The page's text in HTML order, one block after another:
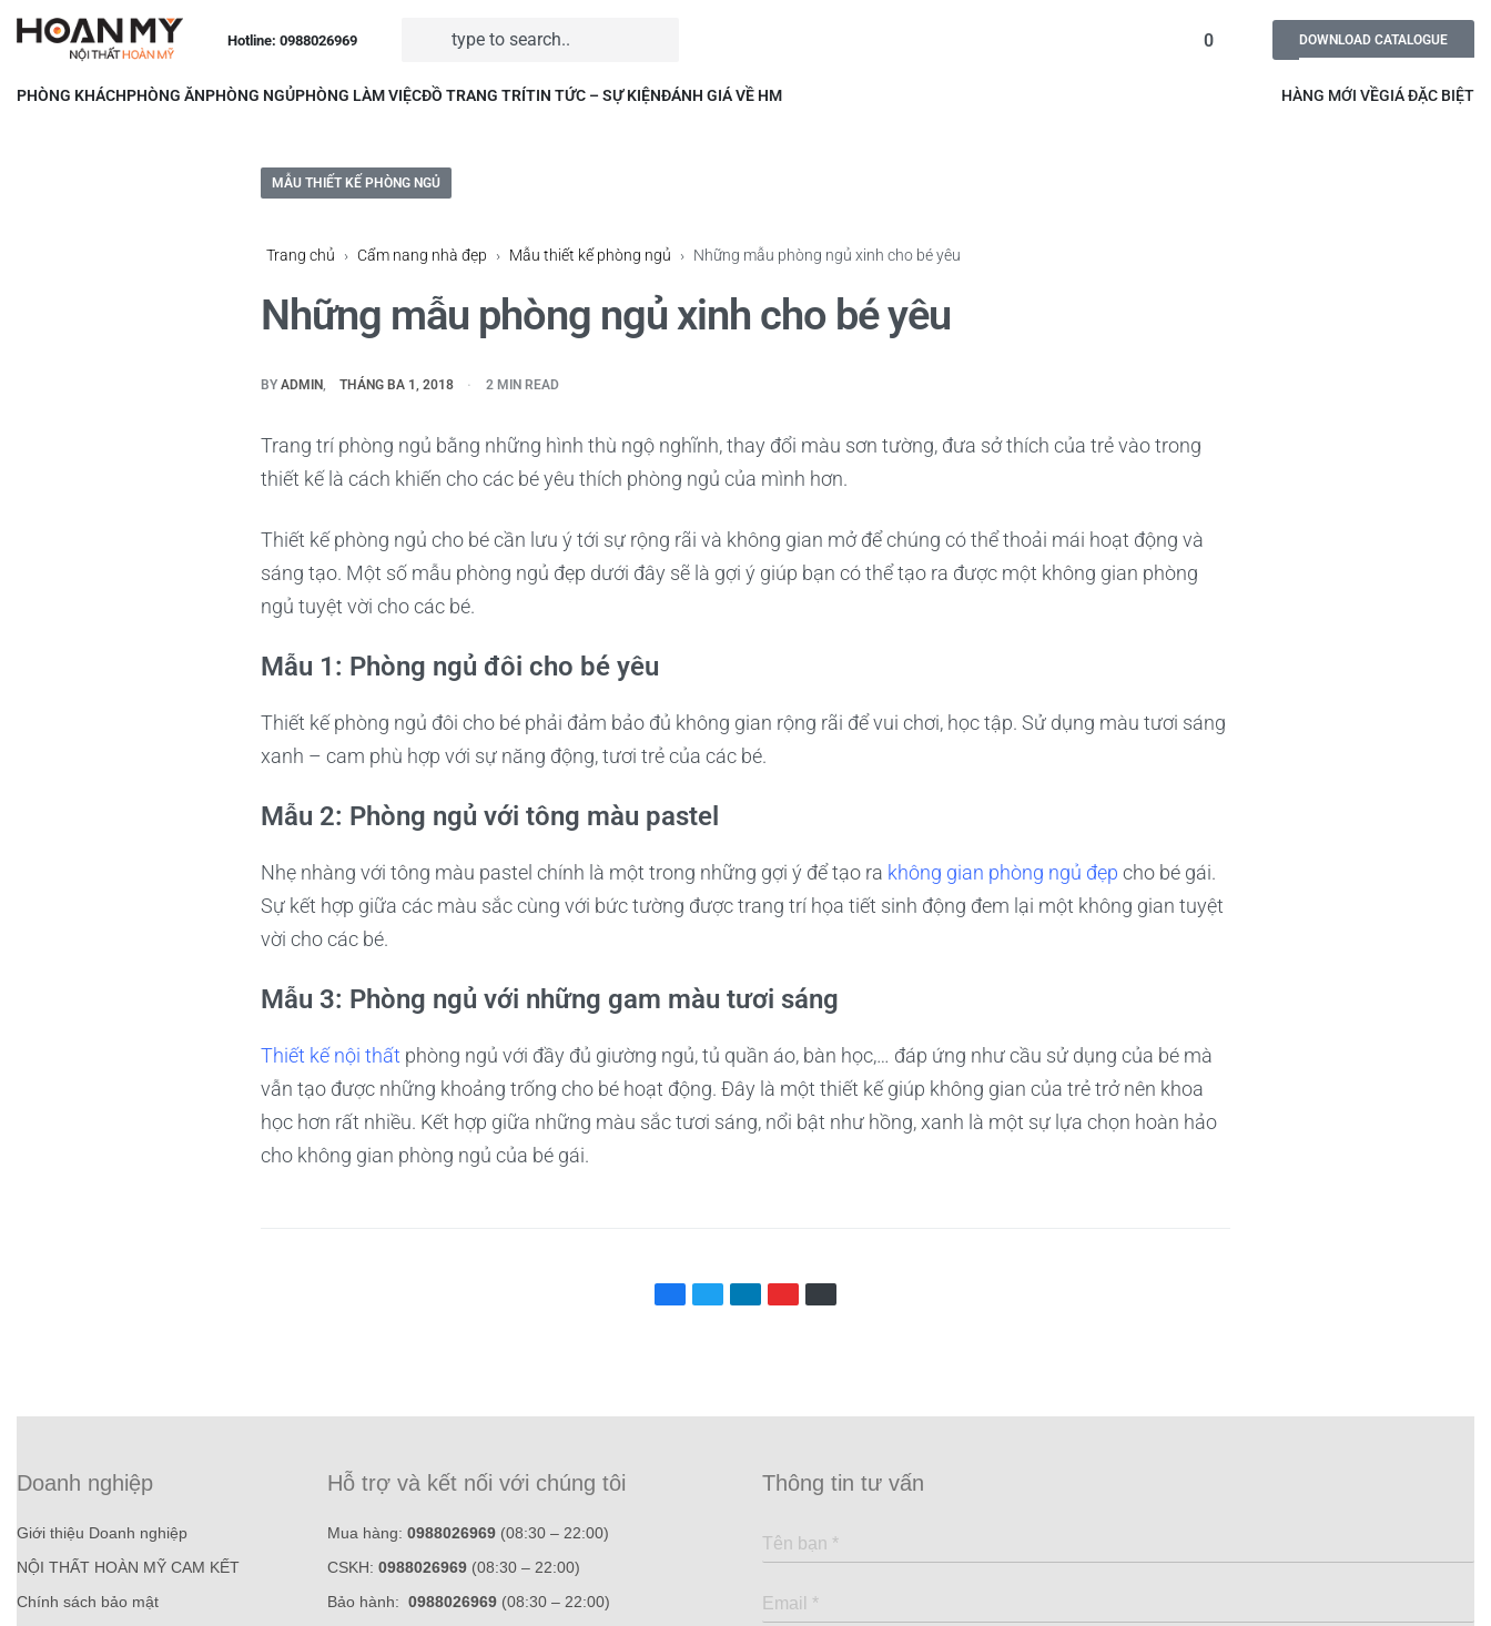
Hotline: 0988026969 0 DOWNLOAD CATALOGUE
PHÒNG KHÁCHPHÒNG ĂNPHÒNG NGỦPHÒNG LÀM VIỆCĐỒ TRANG TRÍTIN TỨC – SỰ KIỆNĐÁNH GIÁ VỀ HM HÀNG MỚI VỀGIÁ ĐẶC BIỆT
MẪU THIẾT KẾ PHÒNG NGỦ
Trang chủ › Cẩm nang nhà đẹp › Mẫu thiết kế phòng ngủ › Những mẫu phòng ngủ xinh cho bé yêu
Những mẫu phòng ngủ xinh cho bé yêu
BYADMIN THÁNG BA 1, 2018 2 MIN READ
Trang trí phòng ngủ bằng những hình thù ngộ nghĩnh, thay đổi màu sơn tường, đưa sở thích của trẻ vào trong
thiết kế là cách khiến cho các bé yêu thích phòng ngủ của mình hơn.
Thiết kế phòng ngủ cho bé cần lưu ý tới sự rộng rãi và không gian mở để chúng có thể thoải mái hoạt động và
sáng tạo. Một số mẫu phòng ngủ đẹp dưới đây sẽ là gợi ý giúp bạn có thể tạo ra được một không gian phòng
ngủ tuyệt vời cho các bé.
Mẫu 1: Phòng ngủ đôi cho bé yêu
Thiết kế phòng ngủ đôi cho bé phải đảm bảo đủ không gian rộng rãi để vui chơi, học tập. Sử dụng màu tươi sáng
xanh – cam phù hợp với sự năng động, tươi trẻ của các bé.
Mẫu 2: Phòng ngủ với tông màu pastel
Nhẹ nhàng với tông màu pastel chính là một trong những gợi ý để tạo ra không gian phòng ngủ đẹp cho bé gái.
Sự kết hợp giữa các màu sắc cùng với bức tường được trang trí họa tiết sinh động đem lại một không gian tuyệt
vời cho các bé.
Mẫu 3: Phòng ngủ với những gam màu tươi sáng
Thiết kế nội thất phòng ngủ với đầy đủ giường ngủ, tủ quần áo, bàn học,… đáp ứng như cầu sử dụng của bé mà
vẫn tạo được những khoảng trống cho bé hoạt động. Đây là một thiết kế giúp không gian của trẻ trở nên khoa
học hơn rất nhiều. Kết hợp giữa những màu sắc tươi sáng, nổi bật như hồng, xanh là một sự lựa chọn hoàn hảo
cho không gian phòng ngủ của bé gái.
Doanh nghiệp
Giới thiệu Doanh nghiệp
NỘI THẤT HOÀN MỸ CAM KẾT
Chính sách bảo mật
Hỗ trợ và kết nối với chúng tôi
Mua hàng: 0988026969(08:30 – 22:00)
CSKH: 0988026969(08:30 – 22:00)
Bảo hành: 0988026969(08:30 – 22:00)
Thông tin tư vấn